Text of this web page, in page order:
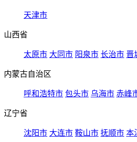
天津市
山西省
太原市 大同市 阳泉市 长治市 晋
内蒙古自治区
呼和浩特市 包头市 乌海市 赤峰
辽宁省
沈阳市 大连市 鞍山市 抚顺市 本